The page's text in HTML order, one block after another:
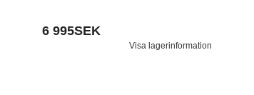
6 995SEK
Visa lagerinformation